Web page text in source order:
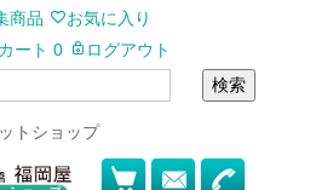
商品
お気に入り
カート 0
ログアウト
検索
トショップ